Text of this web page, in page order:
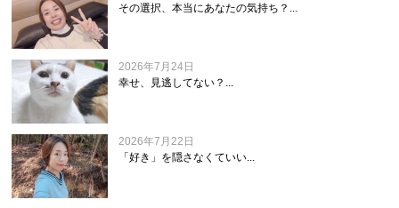
その選択、本当にあなたの気持ち？...
2026年7月24日
幸せ、見逃してない？...
2026年7月22日
「好き」を隠さなくていい...